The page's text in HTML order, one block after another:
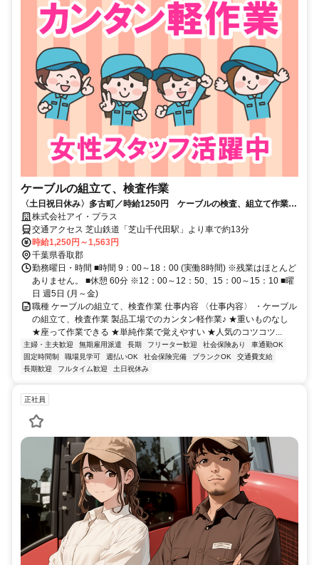
ケーブルの組立て、検査作業
〈土日祝日休み〉多古町／時給1250円 ケーブルの検査、組立て作業
～55歳迄の女性スタッフ活躍中！
株式会社アイ・プラス
交通アクセス 芝山鉄道「芝山千代田駅」より車で約13分
時給1,250円～1,563円
千葉県香取郡
勤務曜日・時間 ■時間 9：00～18：00 (実働8時間) ※残業はほとんど
ありません。 ■休憩 60分 ※12：00～12：50、15：00～15：10 ■曜
日 週5日 (月～金)
職種 ケーブルの組立て、検査作業 仕事内容 〈仕事内容〉 ・ケーブル
の組立て、検査作業 製品工場でのカンタン軽作業♪ ★重いものなし
★座って作業できる ★単純作業で覚えやすい ★人気のコツコツ...
主婦・主夫歓迎 無期雇用派遣 長期 フリーター歓迎 社会保険あり
車通勤OK
固定時間制
職場見学可 週払いOK 社会保険完備 ブランクOK
交通費支給
長期歓迎
フルタイム歓迎 土日祝休み
正社員